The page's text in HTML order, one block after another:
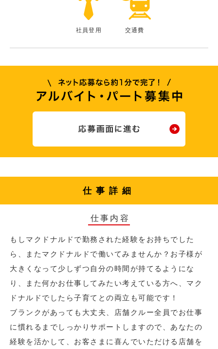
社員登用 交通費
仕事詳細
仕事内容
もしマクドナルドで勤務された経験をお持ちでした
ら、またマクドナルドで働いてみませんか？お子様が
大きくなって少しずつ自分の時間が持てるようにな
り、また何かお仕事してみたい考えている方へ、マク
ドナルドでしたら子育てとの両立も可能です！
ブランクがあっても大丈夫、店舗クルー全員でお仕事
に慣れるまでしっかりサポートしますので、あなたの
経験を活かして、お客さまに喜んでいただける店舗を